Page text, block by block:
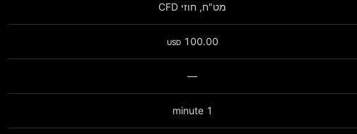
מט"ח, חוזי CFD
100.00
USD
—
1 minute